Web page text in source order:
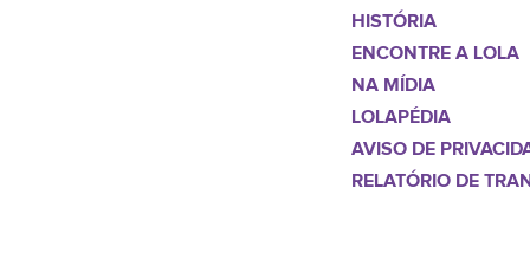
HISTÓRIA
ENCONTRE A LOLA
NA MÍDIA
LOLAPÉDIA
AVISO DE
RELATÓRIO DE